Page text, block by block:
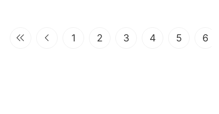
1 2 3 4 5 6